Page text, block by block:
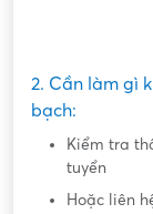
2. Cần làm gì
bạch:
Kiểm tra
tuyển
Hoặc liên